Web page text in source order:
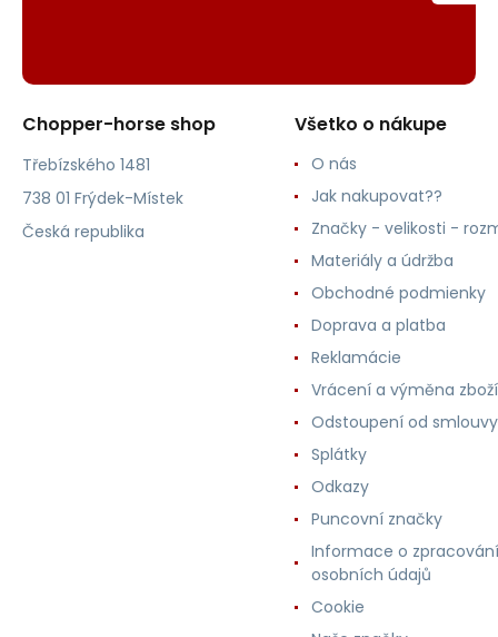
Chopper-horse shop
Třebízského 1481
738 01 Frýdek-Místek
Česká republika
Všetko o nákupe
O nás
Jak nakupovat??
Značky - velikosti -
Materiály a údržba
Obchodné podmienky
Doprava a platba
Reklamácie
Vrácení a výměna zboží
Odstoupení od smlouvy
Splátky
Odkazy
Puncovní značky
Informace o zpracování
osobních údajů
Cookie